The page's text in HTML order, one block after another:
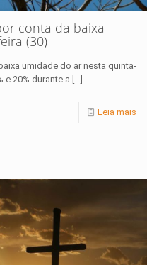
conta da baixa
(30)
umidade do ar nesta quinta-
e 20% durante a
Leia mais